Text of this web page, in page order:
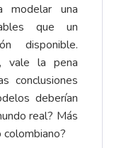
modelar una
que un
disponible.
vale la pena
conclusiones
deberían
real? Más